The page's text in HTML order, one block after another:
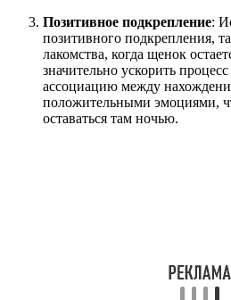
Позитивное подкрепление:
позитивного подкрепления,
лакомства, когда щенок
значительно ускорить
ассоциацию между
положительными эмоциями,
оставаться там ночью.